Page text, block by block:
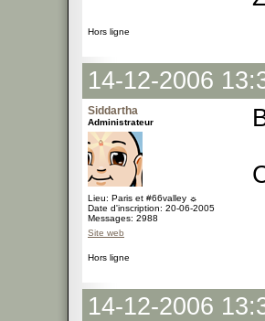
Hors ligne
14-12-2006
Siddartha
Administrateur
Lieu: Paris et #66valley ☼
Date d'inscription: 20-06-2005
Messages: 2988
Site web
Hors ligne
14-12-2006